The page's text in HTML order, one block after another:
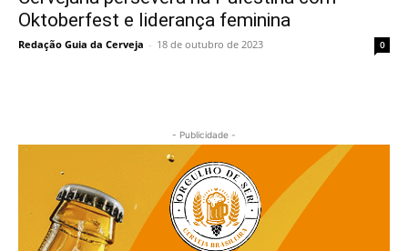
Oktoberfest e liderança feminina
Redação Guia da Cerveja - 18 de outubro de 2023 0
- Publicidade -